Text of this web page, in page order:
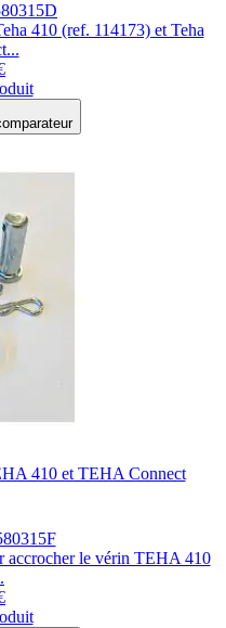
410 (ref. 114173) et Teha
410 et TEHA Connect
accrocher le vérin TEHA 410